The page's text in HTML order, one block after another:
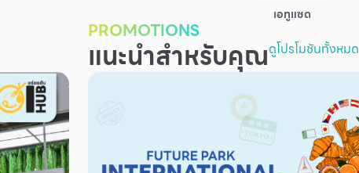
เอทูแซด
PROMOTIONS
แนะนำสำหรับคุณดูโปรโมชันทั้งหมด